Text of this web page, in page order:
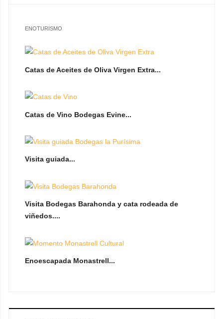
ENOTURISMO
Catas de Aceites de Oliva Virgen Extra...
Catas de Vino Bodegas Evine...
Visita guiada...
Visita Bodegas Barahonda y cata rodeada de
viñedos....
Enoescapada Monastrell...